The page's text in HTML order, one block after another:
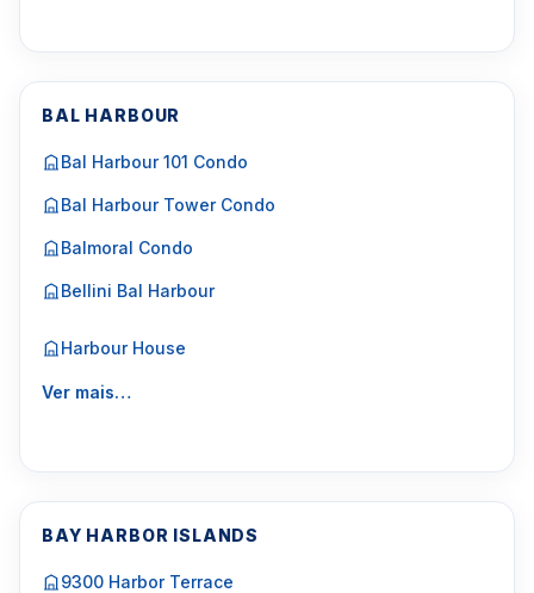
BAL HARBOUR
Bal Harbour 101 Condo
Bal Harbour Tower Condo
Balmoral Condo
Bellini Bal Harbour
Harbour House
Ver mais…
BAY HARBOR ISLANDS
9300 Harbor Terrace